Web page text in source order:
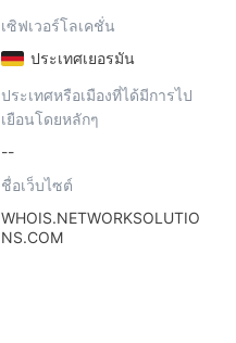
เซิฟเวอร์โลเคชั่น
ประเทศเยอรมัน
ประเทศหรือเมืองที่ได้มีการไป
เยือนโดยหลักๆ
--
ชื่อเว็บไซต์
WHOIS.NETWORKSOLUTIO
NS.COM